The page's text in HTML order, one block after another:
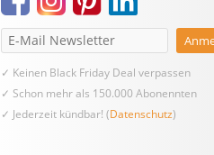
✓ Keinen Black Friday Deal verpassen
✓ Schon mehr als 150.000 Abonennten
✓ Jederzeit kündbar! (Datenschutz)